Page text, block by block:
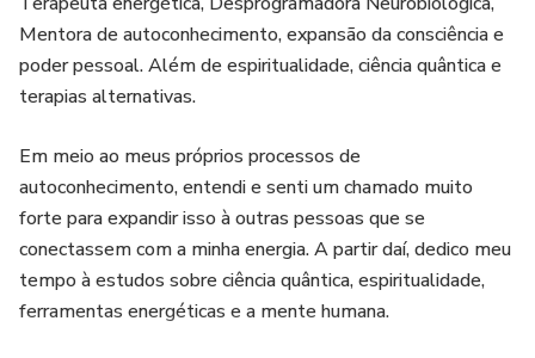
Mentora de autoconhecimento, expansão da consciência e
poder pessoal. Além de espiritualidade, ciência quântica e
terapias alternativas.
Em meio ao meus próprios processos de
autoconhecimento, entendi e senti um chamado muito
forte para expandir isso à outras pessoas que se
conectassem com a minha energia. A partir daí, dedico meu
tempo à estudos sobre ciência quântica, espiritualidade,
ferramentas energéticas e a mente humana.